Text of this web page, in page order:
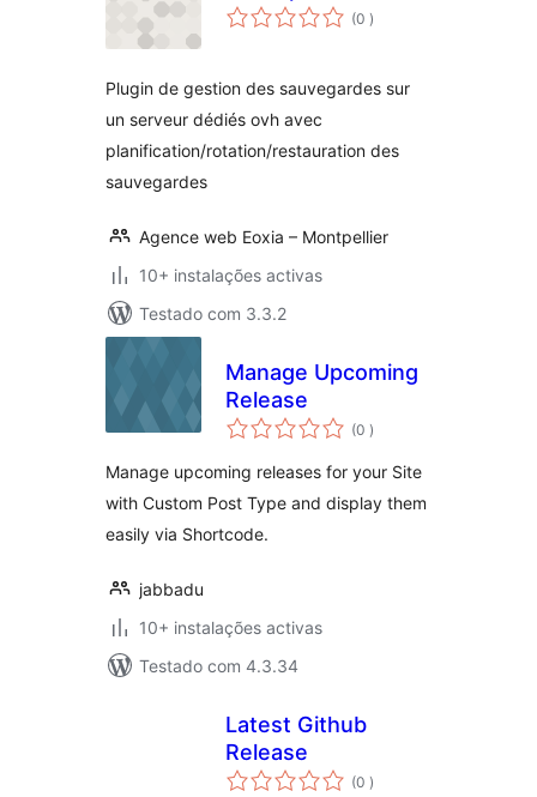
(0 classificações
)
Plugin de gestion des sauvegardes sur
un serveur dédiés ovh avec
planification/rotation/restauration des
sauvegardes
Agence web Eoxia – Montpellier
10+ instalações activas
Testado com 3.3.2
Manage Upcoming
Release
(0 classificações
)
Manage upcoming releases for your Site
with Custom Post Type and display them
easily via Shortcode.
jabbadu
10+ instalações activas
Testado com 4.3.34
Latest Github
Release
(0 classificações
)